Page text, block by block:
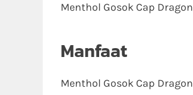
Menthol Gosok Cap
Manfaat
Menthol Gosok Cap